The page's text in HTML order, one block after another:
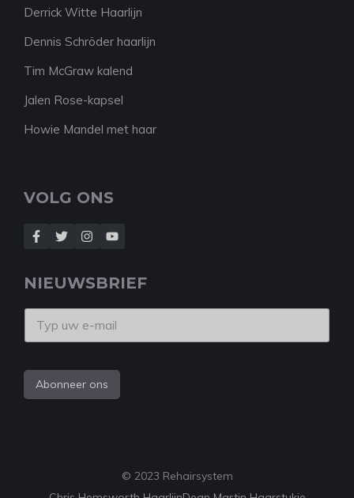
Derrick Witte Haarlijn
Dennis Schröder haarlijn
Tim McGraw kalend
Jalen Rose-kapsel
Howie Mandel met haar
VOLG ONS
NIEUWSBRIEF
Abonneer ons
© 2023 Rehairsystem